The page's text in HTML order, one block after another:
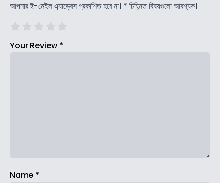
আপনার ই-মেইল এ্যাড্রেস প্রকাশিত হবে না। * চিহ্নিত বিষয়গুলো আবশ্যক।
Your Review *
Name *